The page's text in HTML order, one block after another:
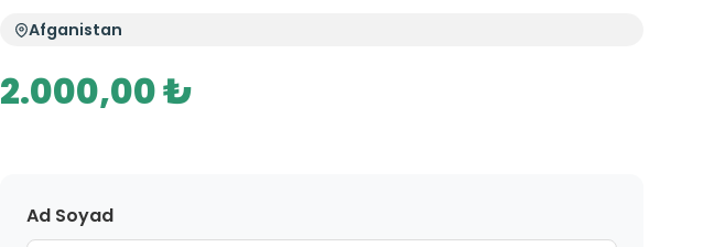
Afganistan
2.000,00 ₺
Ad Soyad